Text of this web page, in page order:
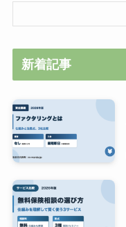
新着記事